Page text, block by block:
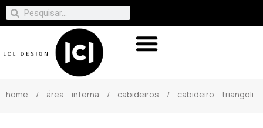
home / área interna / cabideiros / cabideiro triangoli